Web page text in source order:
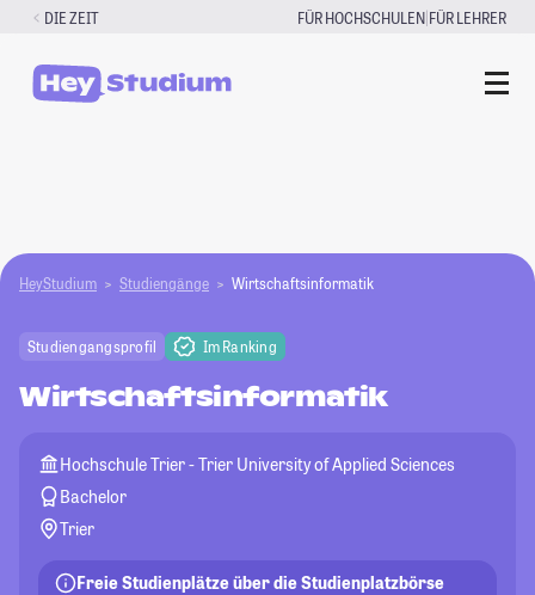
Zum
springen
DIE ZEIT FÜR HOCHSCHULEN|FÜR LEHRER
HeyStudium Studiengänge Wirtschaftsinformatik
Studiengangsprofil Im Ranking
Wirtschaftsinformatik
Hochschule Trier - Trier University of Applied Sciences
Bachelor
Trier
Freie Studienplätze über die Studienplatzbörse